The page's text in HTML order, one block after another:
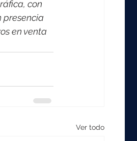
con
presencia
en venta
Ver todo